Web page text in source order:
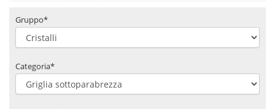
Gruppo*
Categoria*